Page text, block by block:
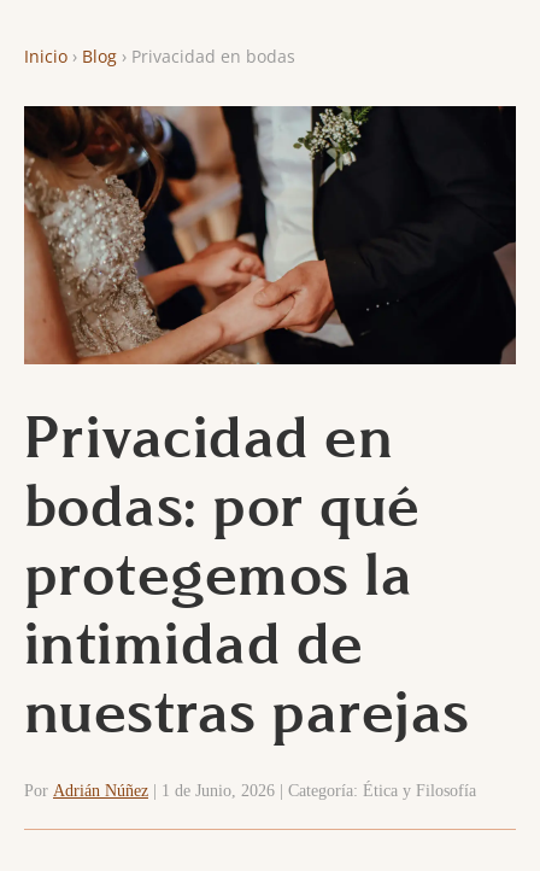
Inicio › Blog › Privacidad en bodas
Privacidad en
bodas: por qué
protegemos la
intimidad de
nuestras parejas
Por Adrián Núñez | 1 de Junio, 2026 | Categoría: Ética y Filosofía